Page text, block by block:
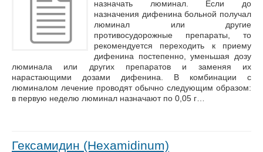
назначать люминал. Если до
назначения дифенина больной получал
люминал или другие
противосудорожные препараты, то
рекомендуется переходить к приему
дифенина постепенно, уменьшая дозу
люминала или других препаратов и заменяя их
нарастающими дозами дифенина. В комбинации с
люминалом лечение проводят обычно следующим образом:
в первую неделю люминал назначают по 0,05 г…
Гексамидин (Hexamidinum)